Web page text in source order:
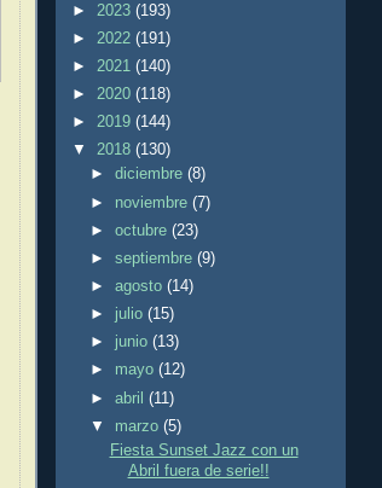
► 2023 (193)
► 2022 (191)
► 2021 (140)
► 2020 (118)
► 2019 (144)
▼ 2018 (130)
►diciembre(8)
► noviembre(7)
►octubre(23)
►septiembre(9)
►agosto(14)
► julio(15)
► junio(13)
► mayo(12)
►abril(11)
▼ marzo(5)
Fiesta Sunset Jazz con un
Abril fuera de serie!!